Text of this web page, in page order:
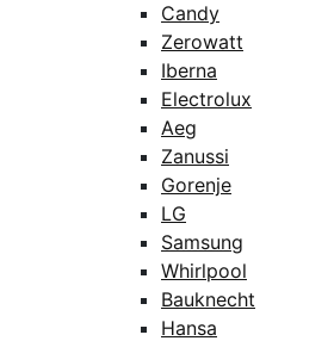
Candy
Zerowatt
Iberna
Electrolux
Aeg
Zanussi
Gorenje
LG
Samsung
Whirlpool
Bauknecht
Hansa